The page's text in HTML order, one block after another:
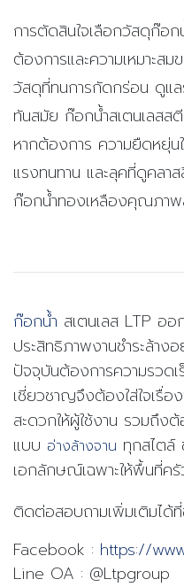
การตัดสินใจเลือกวัสดุก๊อ
ต้องการและความเหมาะส
วัสดุที่ทนการกัดกร่อน ดูแล
ทันสมัย ก๊อกน้ำสเตนเลส
หากต้องการ ความยืดหยุ่น
แรงทนทาน และลุคที่ดูคลา
ก๊อกน้ำทองเหลืองคุณภาพ
ก๊อกน้ำ สเตนเลส LTP อ
ประสิทธิภาพงานชำระล้าง
ปัจจุบันต้องการความรวด
เชี่ยวชาญจึงต้องใส่ใจเรื่
สะดวกให้ผู้ใช้งาน รวมถึ
แบบ อ่างล้างจาน ทุกสไตล์
เอกลักษณ์เฉพาะให้พื้นที่ค
ติดต่อสอบถามเพิ่มเติมได้
Facebook : https://
Line OA : @Ltpgroup